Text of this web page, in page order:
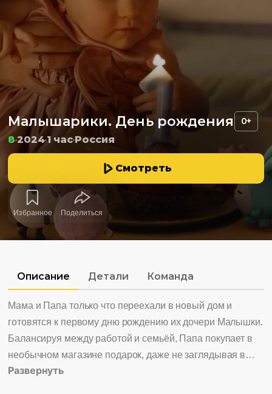
Малышарики. День рождения 0+
8 20241 час Россия
Смотреть
Избранное Поделиться
Описание Детали Команда
Мама и Папа только что переехали в новый дом и
готовятся к первому дню рождению их дочери Малышки.
Балансируя между работой и семьёй, Папа покупает в
необычном магазине подарок, даже не заглядывая в
коробку. А там оказываются маленькие ожившие
Развернуть